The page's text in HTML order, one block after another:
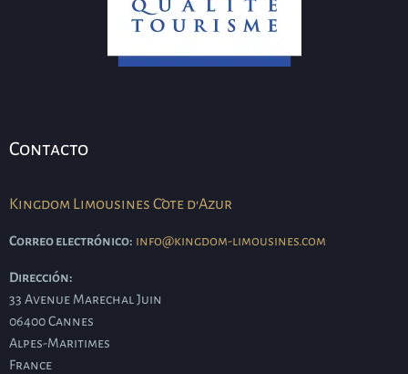
Contacto
Kingdom Limousines Côte d'Azur
Correo electrónico: info@kingdom-limousines.com
Dirección:
33 Avenue Marechal Juin
06400Cannes
Alpes-Maritimes
France